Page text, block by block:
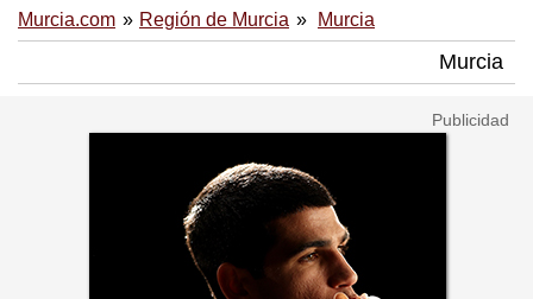
Murcia.com Región de Murcia Murcia
Murcia